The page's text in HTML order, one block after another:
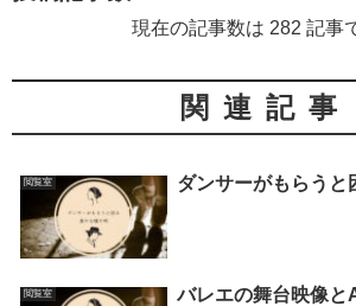
現在の記事数は 282 記事
関連記事
閲覧室 ダンサーがもらうと
閲覧室 バレエの舞台映像と